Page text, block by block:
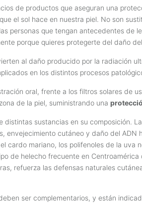
de productos que aseguran una
que el sol hace en nuestra piel. No son
personas que tengan antecedentes de
porque quieres protegerte del daño
al daño producido por la radiación
en los distintos procesos
oral, frente a los filtros solares de
de la piel, suministrando una
sustancias en su composición.
envejecimiento cutáneo y daño del ADN
cardo mariano, los polifenoles de la uva
de helecho frecuente en Centroamérica
refuerza las defensas naturales
ser complementarios, y están